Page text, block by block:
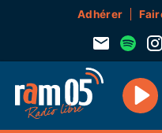
Adhérer
Play